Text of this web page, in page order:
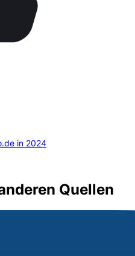
in 2024
Quellen